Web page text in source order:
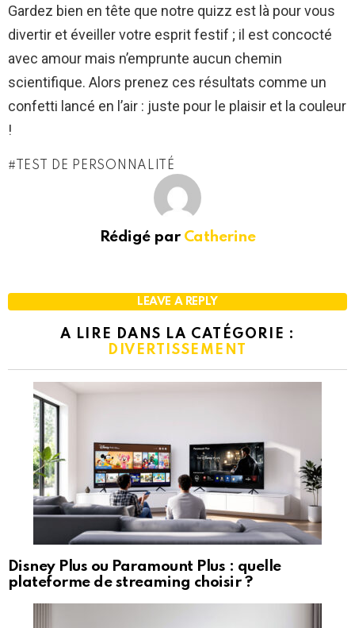
Gardez bien en tête que notre quizz est là pour vous
divertir et éveiller votre esprit festif ; il est concocté
avec amour mais n’emprunte aucun chemin
scientifique. Alors prenez ces résultats comme un
confetti lancé en l’air : juste pour le plaisir et la couleur
!
TEST DE PERSONNALITÉ
Rédigé par Catherine
LEAVE A REPLY
A LIRE DANS LA CATÉGORIE :
DIVERTISSEMENT
Disney Plus ou Paramount Plus : quelle
plateforme de streaming choisir ?